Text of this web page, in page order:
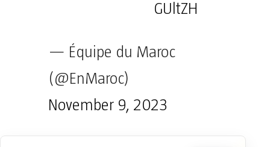
GUltZH
— Équipe du Maroc
(@EnMaroc)
November 9, 2023